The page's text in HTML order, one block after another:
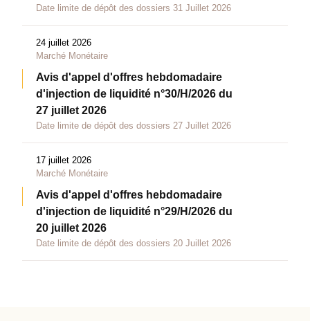
Date limite de dépôt des dossiers 31 Juillet 2026
24 juillet 2026
Marché Monétaire
Avis d'appel d'offres hebdomadaire
d'injection de liquidité n°30/H/2026 du
27 juillet 2026
Date limite de dépôt des dossiers 27 Juillet 2026
17 juillet 2026
Marché Monétaire
Avis d'appel d'offres hebdomadaire
d'injection de liquidité n°29/H/2026 du
20 juillet 2026
Date limite de dépôt des dossiers 20 Juillet 2026